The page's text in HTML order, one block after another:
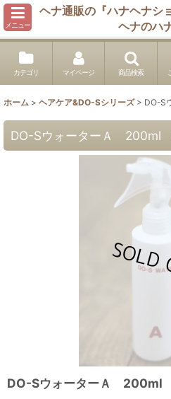
メニュー
ヘナ通販の『ハナヘナシ
ヘナのハ
カテゴリ マイページ 商品検索
ホーム > ヘアケア&DO-Sシリーズ > DO-S
DO-SウォーターＡ 200ml
DO-SウォーターＡ 200ml